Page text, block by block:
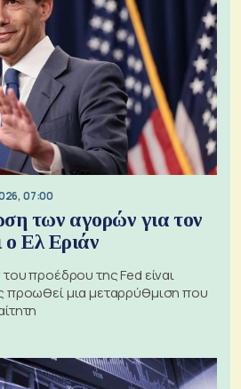
07:00
των αγορών για τον
ο Ελ Εριάν
προέδρου της Fed είναι
προωθεί μια μεταρρύθμιση που